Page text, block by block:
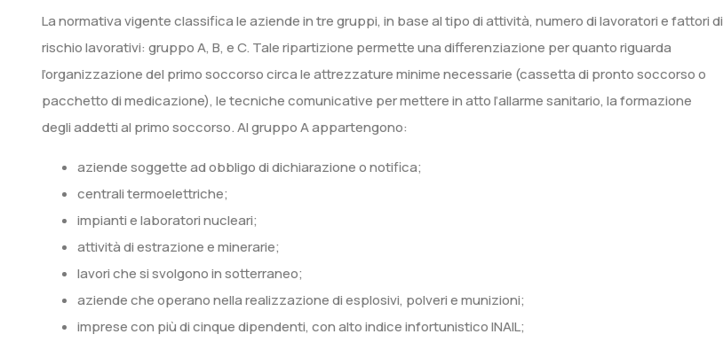
La normativa vigente classifica le aziende in tre gruppi, in base al tipo di attività, numero di lavoratori e fattori di
rischio lavorativi: gruppo A, B, e C. Tale ripartizione permette una differenziazione per quanto riguarda
l’organizzazione del primo soccorso circa le attrezzature minime necessarie (cassetta di pronto soccorso o
pacchetto di medicazione), le tecniche comunicative per mettere in atto l’allarme sanitario, la formazione
degli addetti al primo soccorso. Al gruppo A appartengono:
aziende soggette ad obbligo di dichiarazione o notifica;
centrali termoelettriche;
impianti e laboratori nucleari;
attività di estrazione e minerarie;
lavori che si svolgono in sotterraneo;
aziende che operano nella realizzazione di esplosivi, polveri e munizioni;
imprese con più di cinque dipendenti, con alto indice infortunistico INAIL;